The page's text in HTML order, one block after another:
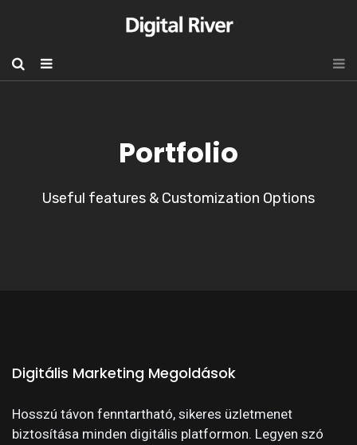
Portfolio
Useful features & Customization Options
Digitális Marketing Megoldások
Hosszú távon fenntartható, sikeres üzletmenet
biztosítása minden digitális platformon. Legyen szó